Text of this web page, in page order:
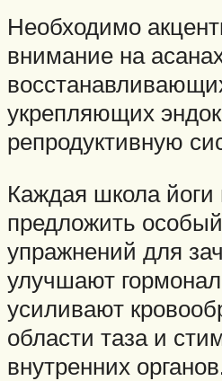
Необходимо
внимание на
укрепляющих
репродуктивную
Каждая школа йоги
предложить
упражнений для
улучшают
усиливают
области таза и
внутренних органов.